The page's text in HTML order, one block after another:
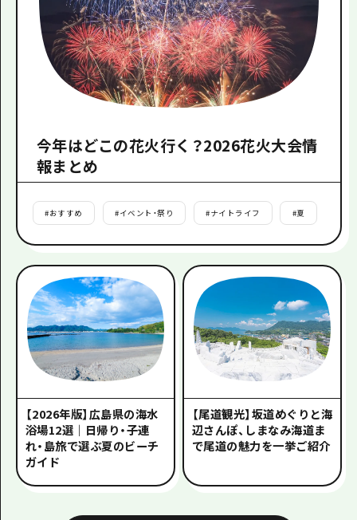
今年はどこの花火行く？2026花火大会情
報まとめ
#おすすめ #イベント・祭り #ナイトライフ #夏
【2026年版】広島県の海水
浴場12選｜日帰り・子連
れ・島旅で選ぶ夏のビーチ
ガイド
【尾道観光】坂道めぐりと海
辺さんぽ、しまなみ海道ま
で尾道の魅力を一挙ご紹介